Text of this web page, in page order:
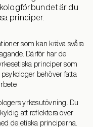
är du
principer.
som kan kräva svåra
Därför har de
principer som
behöver fatta
yrkesutövning. Du
att reflektera över
de etiska principerna.